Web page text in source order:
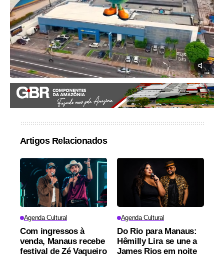
Artigos Relacionados
Agenda Cultural
Com ingressos à
venda, Manaus recebe
festival de Zé Vaqueiro
Agenda Cultural
Do Rio para Manaus:
Hêmilly Lira se une a
James Rios em noite